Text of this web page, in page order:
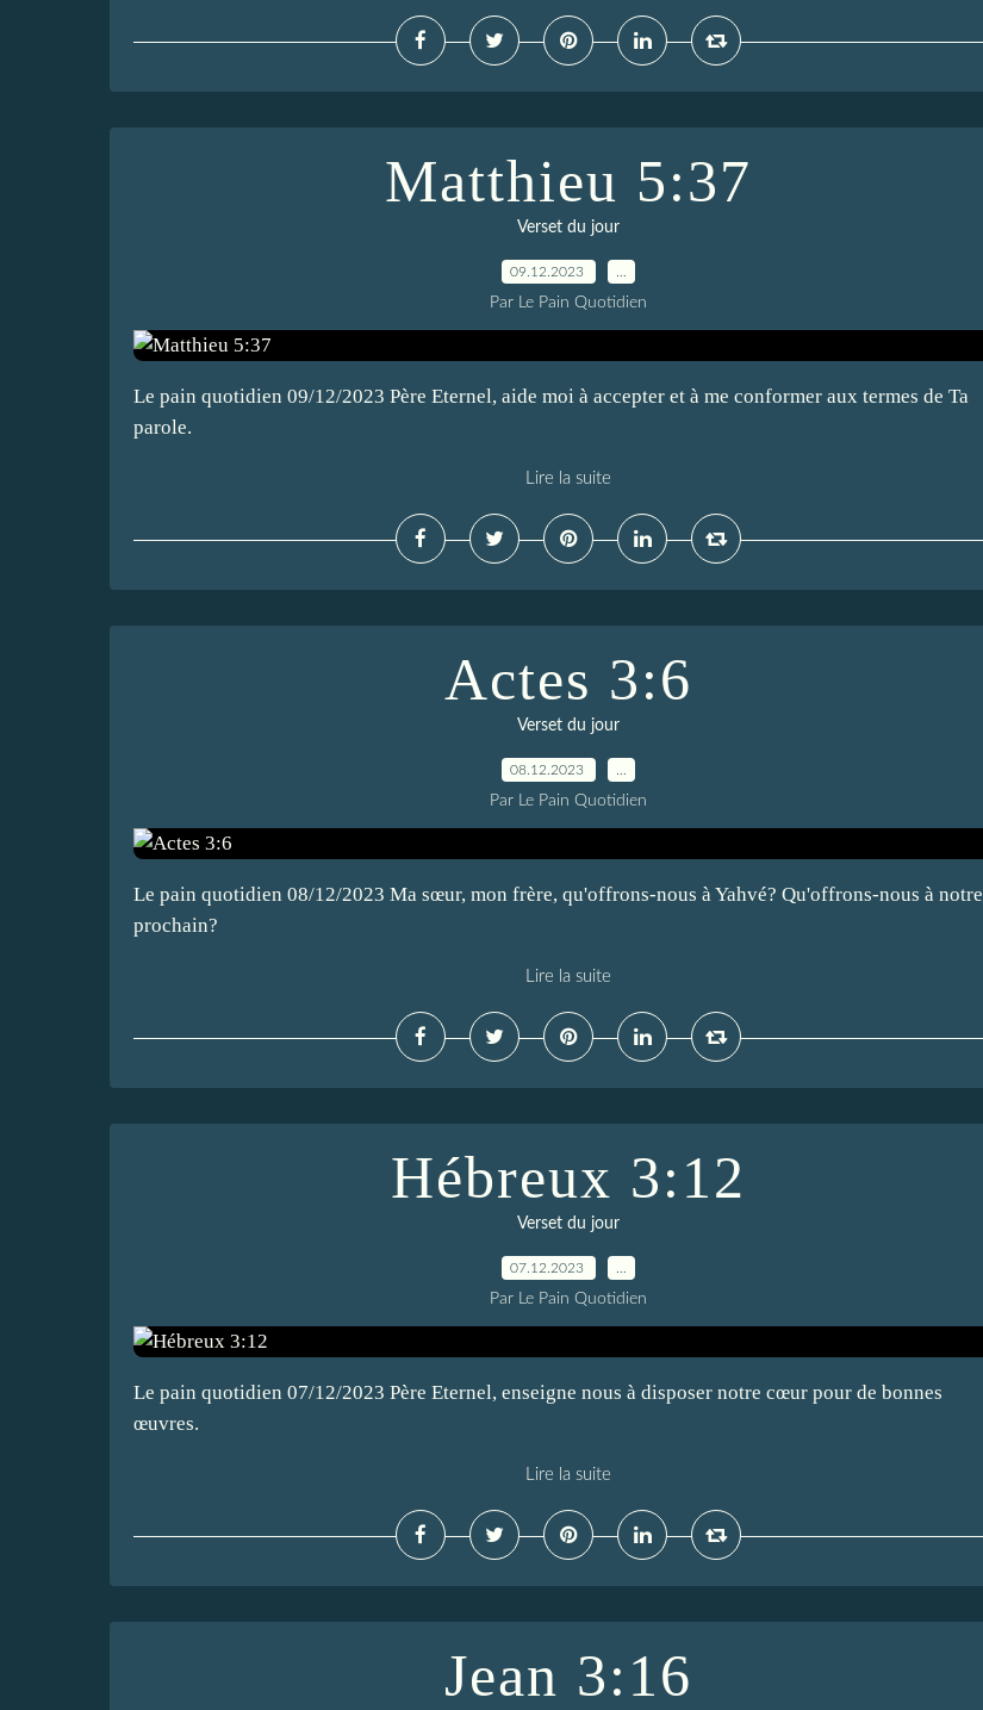
Matthieu 5:37
Verset du jour
09.12.2023
Par Le Pain Quotidien
Le pain quotidien 09/12/2023 Père Eternel, aide moi à accepter et à me conformer aux termes de Ta
parole.
Lire la suite
Actes 3:6
Verset du jour
08.12.2023
Par Le Pain Quotidien
Le pain quotidien 08/12/2023 Ma sœur, mon frère, qu'offrons-nous à Yahvé? Qu'offrons-nous à notre
prochain?
Lire la suite
Hébreux 3:12
Verset du jour
07.12.2023
Par Le Pain Quotidien
Le pain quotidien 07/12/2023 Père Eternel, enseigne nous à disposer notre cœur pour de bonnes
œuvres.
Lire la suite
Jean 3:16